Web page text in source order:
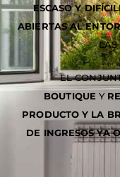
ESCASO Y
ABIERTAS AL
LAS
EL
BOUTIQUE Y
PRODUCTO Y LA
DE INGRESOS YA